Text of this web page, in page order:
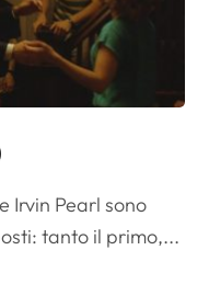
Irvin Pearl sono
tanto il primo,...